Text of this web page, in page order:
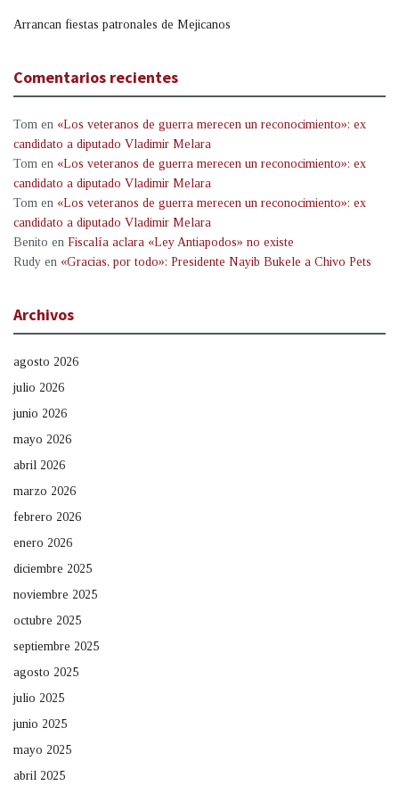
Arrancan fiestas patronales de Mejicanos
Comentarios recientes
Tom en «Los veteranos de guerra merecen un reconocimiento»: ex
candidato a diputado Vladimir Melara
Tom en «Los veteranos de guerra merecen un reconocimiento»: ex
candidato a diputado Vladimir Melara
Tom en «Los veteranos de guerra merecen un reconocimiento»: ex
candidato a diputado Vladimir Melara
Benito en Fiscalía aclara «Ley Antiapodos» no existe
Rudy en «Gracias, por todo»: Presidente Nayib Bukele a Chivo Pets
Archivos
agosto 2026
julio 2026
junio 2026
mayo 2026
abril 2026
marzo 2026
febrero 2026
enero 2026
diciembre 2025
noviembre 2025
octubre 2025
septiembre 2025
agosto 2025
julio 2025
junio 2025
mayo 2025
abril 2025